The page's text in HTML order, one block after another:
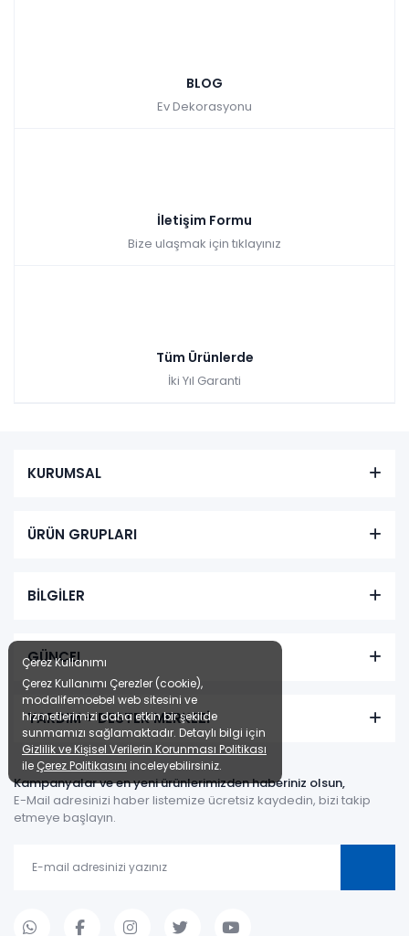
BLOG
Ev Dekorasyonu
İletişim Formu
Bize ulaşmak için tıklayınız
Tüm Ürünlerde
İki Yıl Garanti
KURUMSAL
ÜRÜN GRUPLARI
BİLGİLER
GÜNCEL
YARDIM + DESTEK MERKEZİ
Kampanyalar ve en yeni ürünlerimizden haberiniz olsun,
E-Mail adresinizi haber listemize ücretsiz kaydedin, bizi takip
etmeye başlayın.
Çerez Kullanımı
Çerez Kullanımı Çerezler (cookie),
modalifemoebel web sitesini ve
hizmetlerimizi daha etkin bir şekilde
sunmamızı sağlamaktadır. Detaylı bilgi için
Gizlilik ve Kişisel Verilerin Korunması Politikası
ile Çerez Politikasını inceleyebilirsiniz.